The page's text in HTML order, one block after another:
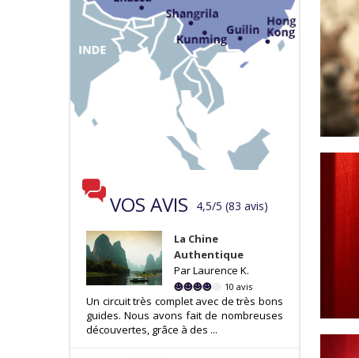
VOS AVIS 4,5/5 (83 avis)
La Chine
Authentique
Par Laurence K.
10 avis
Un circuit très complet avec de très bons
guides. Nous avons fait de nombreuses
découvertes, grâce à des ...